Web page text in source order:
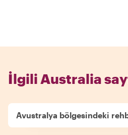
İlgili Australia
Avustralya bölgesindeki